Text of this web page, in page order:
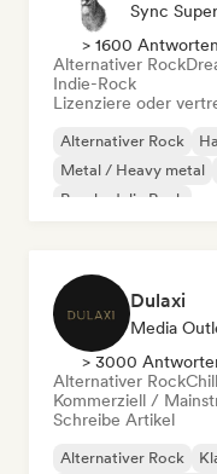
Sync
> 1600
Alternativer Rock
Indie-Rock
Lizenziere oder
Alternativer Rock
Metal / Heavy metal
Psychedelic Rock
Dulaxi
Media
> 3000
Alternativer Rock
Kommerziell /
Schreibe Artikel
Alternativer Rock